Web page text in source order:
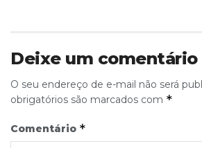
Deixe um comentário
O seu endereço de e-mail não será
obrigatórios são marcados com *
Comentário *